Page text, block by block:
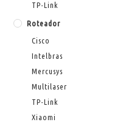
TP-Link
Roteador
Cisco
Intelbras
Mercusys
Multilaser
TP-Link
Xiaomi